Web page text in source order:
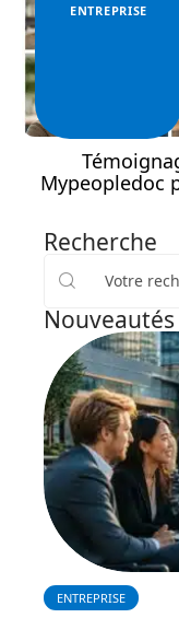
ENTREPRISE
Mypeopledoc
Recherche
Nouveautés
ENTREPRISE